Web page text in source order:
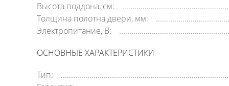
Высота поддона, см:
Толщина полотна двери, мм:
Электропитание, В:
ОСНОВНЫЕ ХАРАКТЕРИСТИКИ
Тип: